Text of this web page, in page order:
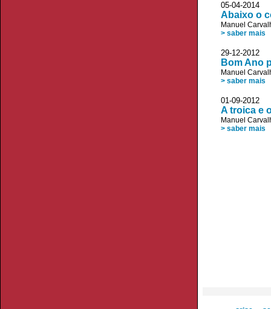
05-04-2014
Abaixo o
Manuel
> saber mais
29-12-2012
Bom Ano
Manuel
> saber mais
01-09-2012
A troica e
Manuel
> saber mais